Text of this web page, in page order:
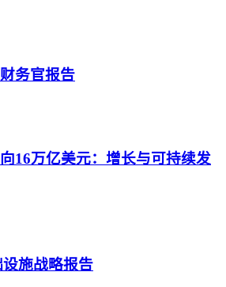
务官报告
16万亿美元：增长与可持续发
施战略报告